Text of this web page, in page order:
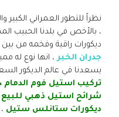
نظراً للتطور العمراني
، بالأخص في بلدنا الحبيب
ديكورات راقية وفخمه من بين
جدران الخبر ، انها نوع له
يسعدنا في عالم الديكور
تركيب استيل فوم الدمام
شرائح استيل ذهبي
ديكورات ستانلس ستيل